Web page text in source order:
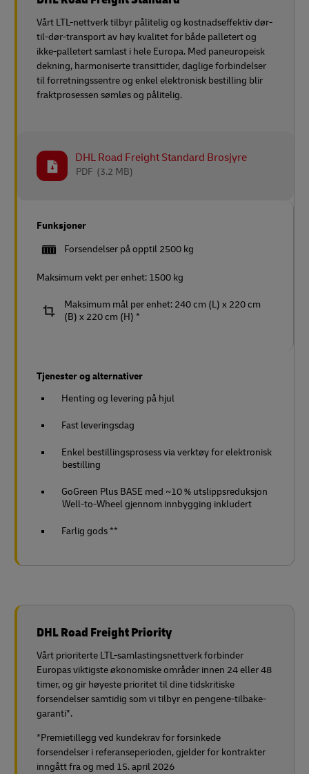
Vårt LTL-nettverk tilbyr pålitelig og kostnadseffektiv dør-
til-dør-transport av høy kvalitet for både palletert og
ikke-palletert samlast i hele Europa. Med paneuropeisk
dekning, harmoniserte transittider, daglige forbindelser
til forretningssentre og enkel elektronisk bestilling blir
fraktprosessen sømløs og pålitelig.
DHL Road Freight Standard Brosjyre
(3.2 MB)
PDF
Funksjoner
Forsendelser på opptil 2500 kg
Maksimum vekt per enhet: 1500 kg
Maksimum mål per enhet: 240 cm (L) x 220 cm
(B) x 220 cm (H) *
Tjenester og alternativer
Henting og levering på hjul
Fast leveringsdag
Enkel bestillingsprosess via verktøy for elektronisk
bestilling
GoGreen Plus BASE med ~10 % utslippsreduksjon
Well-to-Wheel gjennom innbygging inkludert
Farlig gods **
DHL Road Freight Priority
Vårt prioriterte LTL-samlastingsnettverk forbinder
Europas viktigste økonomiske områder innen 24 eller 48
timer, og gir høyeste prioritet til dine tidskritiske
forsendelser samtidig som vi tilbyr en pengene-tilbake-
garanti*.
*Premietillegg ved kundekrav for forsinkede
forsendelser i referanseperioden, gjelder for kontrakter
inngått fra og med 15. april 2026